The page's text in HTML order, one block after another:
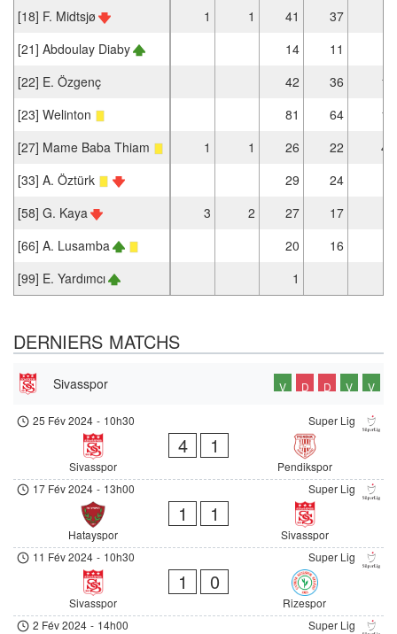
[18] F. Midtsjø 1 1 41
37
[21] Abdoulay Diaby
14
11
[22] E. Özgenç
42 36
1
[23] Welinton
81 64
1
[27] Mame Baba Thiam
1 1 26 22
4
[33] A. Öztürk
29
24
[58] G. Kaya
3 2 27
17
[66] A. Lusamba
20
16
[99] E. Yardımcı
1
DERNIERS MATCHS
Sivasspor V D D V V
Super Lig
25 Fév 2024 - 10h30
Sivasspor
4 1
Pendikspor
Super Lig
17 Fév 2024 - 13h00
Hatayspor
1 1
Sivasspor
Super Lig
11 Fév 2024 - 10h30
Sivasspor
1 0
Rizespor
Super Lig
2 Fév 2024 - 14h00